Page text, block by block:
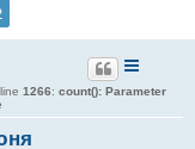
1266: count(): Parameter